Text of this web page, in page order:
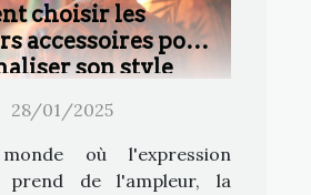
choisir les
accessoires pour
son style
28/01/2025
où l'expression
prend de l'ampleur, la